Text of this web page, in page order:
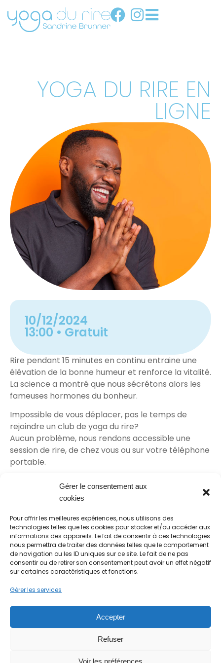
Gérer le consentement aux
cookies
Pour offrir les meilleures expériences, nous utilisons des
technologies telles que les cookies pour stocker et/ou accéder aux
informations des appareils. Le fait de consentir à ces technologies
nous permettra de traiter des données telles que le comportement
de navigation ou les ID uniques sur ce site. Le fait de ne pas
consentir ou de retirer son consentement peut avoir un effet négatif
sur certaines caractéristiques et fonctions.
Gérer les services
Accepter
Refuser
Voir les préférences
YOGA DU RIRE EN
LIGNE
10/12/2024
13:00• Gratuit
Rire pendant 15 minutes en continu entraine une
élévation de la bonne humeur et renforce la vitalité.
La science a montré que nous sécrétons alors les
fameuses hormones du bonheur.
Impossible de vous déplacer, pas le temps de
rejoindre un club de yoga du rire?
Aucun problème, nous rendons accessible une
session de rire, de chez vous ou sur votre téléphone
portable.
Le rire en ligne proposé par
est fait pour vous.
Salle réunion: 134 806 219
Code d’accès: p7Jzbt
"Le rire, une source inépuisable de santé" Dr
R. Abrezol
Mentions légales
Politique de cookies (UE)